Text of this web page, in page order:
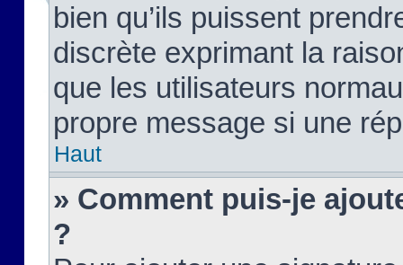
bien qu’ils puissent
discrète exprimant la
que les utilisateurs
propre message si une
Haut
» Comment puis-je
?